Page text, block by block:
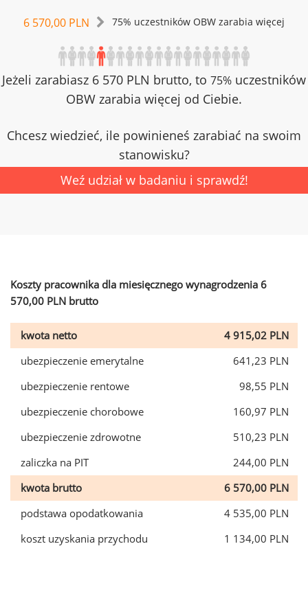
6 570,00 PLN 75% uczestników OBW zarabia więcej
Jeżeli zarabiasz 6 570 PLN brutto, to 75% uczestników
OBW zarabia więcej od Ciebie.
Chcesz wiedzieć, ile powinieneś zarabiać na swoim
stanowisku?
Weź udział w badaniu i sprawdź!
Koszty pracownika dla miesięcznego wynagrodzenia 6
570,00 PLN brutto
kwota netto
4 915,02 PLN
ubezpieczenie emerytalne
641,23 PLN
ubezpieczenie rentowe
98,55 PLN
ubezpieczenie chorobowe
160,97 PLN
ubezpieczenie zdrowotne
510,23 PLN
zaliczka na PIT
244,00 PLN
kwota brutto
6 570,00 PLN
podstawa opodatkowania
4 535,00 PLN
koszt uzyskania przychodu
1 134,00 PLN